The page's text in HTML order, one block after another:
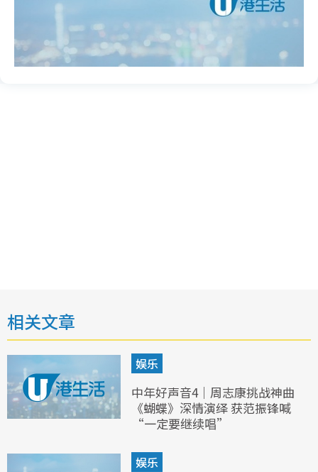
相关文章
娱乐
中年好声音4｜周志康挑战神曲
《蝴蝶》深情演绎 获范振锋喊
“一定要继续唱”
娱乐